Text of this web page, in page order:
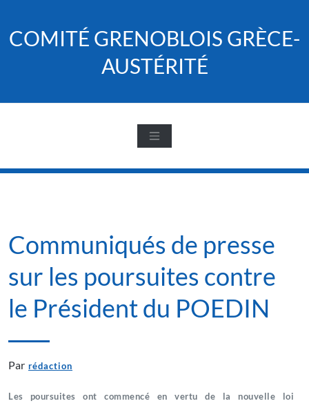
content
COMITÉ GRENOBLOIS GRÈCE-
AUSTÉRITÉ
Communiqués de presse
sur les poursuites contre
le Président du POEDIN
Par rédaction
Les poursuites ont commencé en vertu de la nouvelle loi